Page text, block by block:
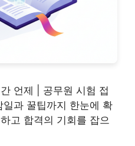
언제 | 공무원 시험 접
과 꿀팁까지 한눈에 확
고 합격의 기회를 잡으